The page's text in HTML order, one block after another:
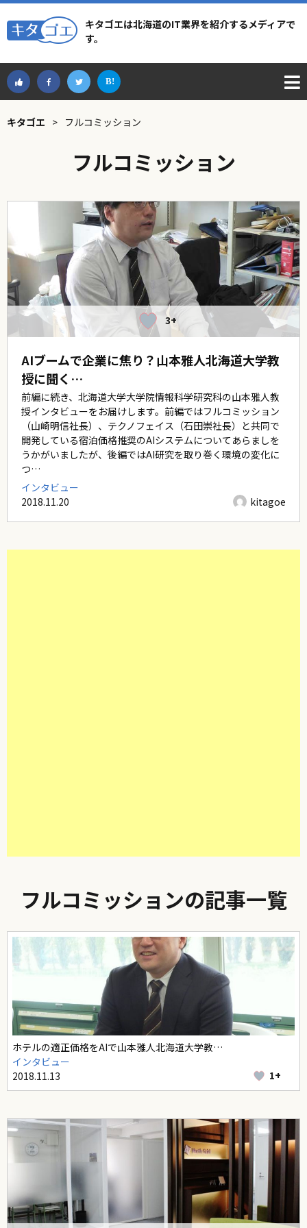
キタゴエは北海道のIT業界を紹介するメディアで
す。
キタゴエ > フルコミッション
フルコミッション
3+
AIブームで企業に焦り？――山本雅人北海道大学教
授に聞く…
前編に続き、北海道大学大学院情報科学研究科の山本雅人教
授インタビューをお届けします。前編ではフルコミッション
（山崎明信社長）、テクノフェイス（石田崇社長）と共同で
開発している宿泊価格推奨のAIシステムについてあらましを
うかがいましたが、後編ではAI研究を取り巻く環境の変化に
つ…
インタビュー
2018.11.20
kitagoe
フルコミッションの記事一覧
ホテルの適正価格をAIで――山本雅人北海道大学教…
インタビュー
2018.11.13
1+